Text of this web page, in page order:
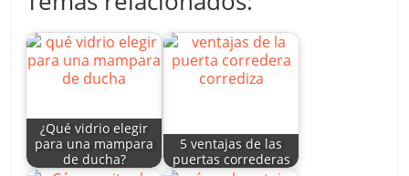
at
s
A
p
p
k
e
dI
n
itt
er
c
e
b
o
k
ai
l
m
p
ar
tir
¿Qué vidrio elegir
para una mampara
de ducha?
5 ventajas de las
puertas correderas